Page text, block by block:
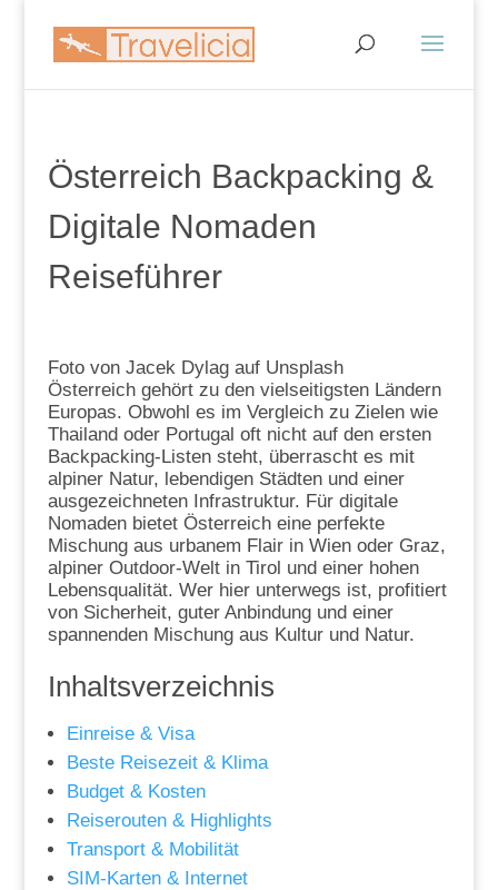
Österreich Backpacking &
Digitale Nomaden
Reiseführer
Foto von Jacek Dylag auf Unsplash
Österreich gehört zu den vielseitigsten Ländern
Europas. Obwohl es im Vergleich zu Zielen wie
Thailand oder Portugal oft nicht auf den ersten
Backpacking-Listen steht, überrascht es mit
alpiner Natur, lebendigen Städten und einer
ausgezeichneten Infrastruktur. Für digitale
Nomaden bietet Österreich eine perfekte
Mischung aus urbanem Flair in Wien oder Graz,
alpiner Outdoor-Welt in Tirol und einer hohen
Lebensqualität. Wer hier unterwegs ist, profitiert
von Sicherheit, guter Anbindung und einer
spannenden Mischung aus Kultur und Natur.
Inhaltsverzeichnis
Einreise & Visa
Beste Reisezeit & Klima
Budget & Kosten
Reiserouten & Highlights
Transport & Mobilität
SIM-Karten & Internet